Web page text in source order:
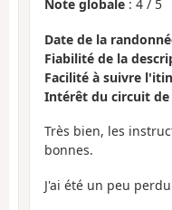
Note globale : 4 / 5
Date de la
Fiabilité de la
Facilité à suivre
Intérêt du circuit de
Très bien, les
bonnes.
J'ai été un peu